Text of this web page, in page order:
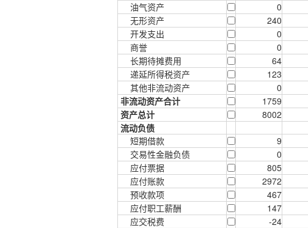
油气资产
0
无形资产
240
开发支出
0
商誉
0
长期待摊费用
64
递延所得税资产
123
其他非流动资产
0
非流动资产合计
1759
资产总计
8002
流动负债
短期借款
9
交易性金融负债
0
应付票据
805
应付账款
2972
预收款项
467
应付职工薪酬
147
应交税费
-24